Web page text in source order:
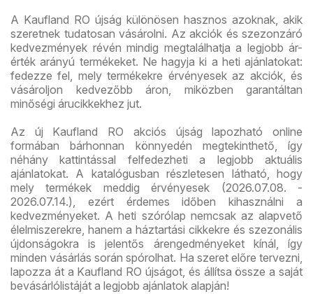
A Kaufland RO újság különösen hasznos azoknak, akik
szeretnek tudatosan vásárolni. Az akciók és szezonzáró
kedvezmények révén mindig megtalálhatja a legjobb ár-
érték arányú termékeket. Ne hagyja ki a heti ajánlatokat:
fedezze fel, mely termékekre érvényesek az akciók, és
vásároljon kedvezőbb áron, miközben garantáltan
minőségi árucikkekhez jut.
Az új Kaufland RO akciós újság lapozható online
formában bárhonnan könnyedén megtekinthető, így
néhány kattintással felfedezheti a legjobb aktuális
ajánlatokat. A katalógusban részletesen látható, hogy
mely termékek meddig érvényesek (2026.07.08. -
2026.07.14.), ezért érdemes időben kihasználni a
kedvezményeket. A heti szórólap nemcsak az alapvető
élelmiszerekre, hanem a háztartási cikkekre és szezonális
újdonságokra is jelentős árengedményeket kínál, így
minden vásárlás során spórolhat. Ha szeret előre tervezni,
lapozza át a Kaufland RO újságot, és állítsa össze a saját
bevásárlólistáját a legjobb ajánlatok alapján!